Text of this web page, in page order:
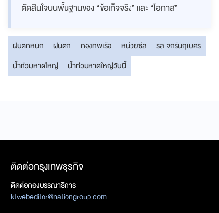
ตัดสินใจบนพื้นฐานของ “ข้อเท็จจริง” และ “โอกาส”
ฝนตกหนัก ฝนตก กองทัพเรือ หน่วยซีล
รล.จักรีนฤเบศร
น้ำท่วมหาดใหญ่
น้ำท่วมหาดใหญ่วันนี้
ติดต่อกรุงเทพธุรกิจ
ติดต่อกองบรรณาธิการ
ktwebeditor@nationgroup.com